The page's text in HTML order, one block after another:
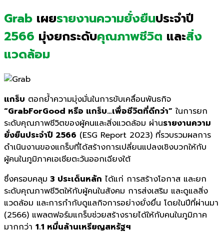
Grab เผยรายงานความยั่งยืนประจำปี
2566 มุ่งยกระดับคุณภาพชีวิต และสิ่ง
แวดล้อม
แกร็บ ตอกย้ำความมุ่งมั่นในการขับเคลื่อนพันธกิจ
“GrabForGood หรือ แกร็บ…เพื่อชีวิตที่ดีกว่า” ในการยก
ระดับคุณภาพชีวิตของผู้คนและสิ่งแวดล้อม ผ่านรายงานความ
ยั่งยืนประจำปี 2566 (ESG Report 2023) ที่รวบรวมผลการ
ดำเนินงานของแกร็บที่ได้สร้างการเปลี่ยนแปลงเชิงบวกให้กับ
ผู้คนในภูมิภาคเอเชียตะวันออกเฉียงใต้
ซึ่งครอบคลุม 3 ประเด็นหลัก ได้แก่ การสร้างโอกาส และยก
ระดับคุณภาพชีวิตให้กับผู้คนในสังคม การส่งเสริม และดูแลสิ่ง
แวดล้อม และการกำกับดูแลกิจการอย่างยั่งยื่น โดยในปีที่ผ่านมา
(2566) แพลตฟอร์มแกร็บช่วยสร้างรายได้ให้กับคนในภูมิภาค
มากกว่า 1.1 หมื่นล้านเหรียญสหรัฐฯ